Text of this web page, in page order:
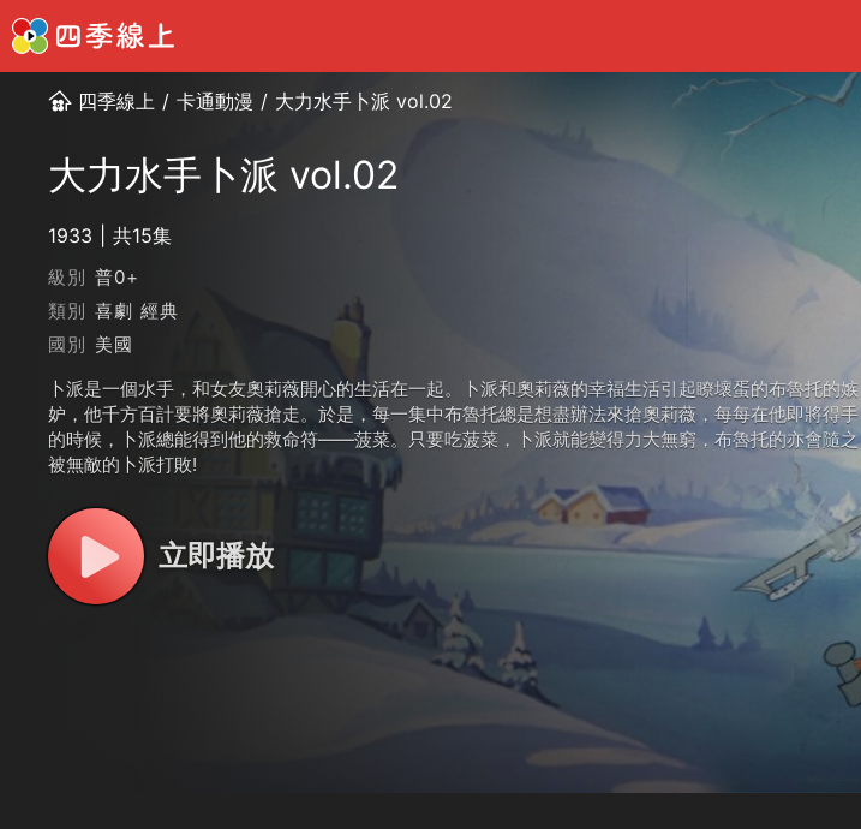
四季線上 / 卡通動漫 / 大力水手卜派 vol.02
大力水手卜派 vol.02
1933 共15集
級別 普0+
類別 喜劇 經典
國別 美國
卜派是一個水手，和女友奧莉薇開心的生活在一起。卜派和奧莉薇的幸福生活引起瞭壞蛋的布魯托的嫉
妒，他千方百計要將奧莉薇搶走。於是，每一集中布魯托總是想盡辦法來搶奧莉薇，每每在他即將得手
的時候，卜派總能得到他的救命符——菠菜。只要吃菠菜，卜派就能變得力大無窮，布魯托的亦會隨之
被無敵的卜派打敗!
立即播放